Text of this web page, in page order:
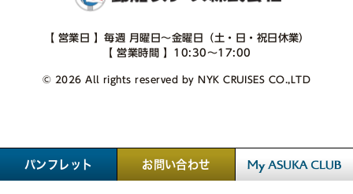
【 営業日 】毎週 月曜日～金曜日（土・日・祝日休業）
【 営業時間 】10:30～17:00
© 2026 All rights reserved by NYK CRUISES CO.,LTD
パンフレット お問い合わせ